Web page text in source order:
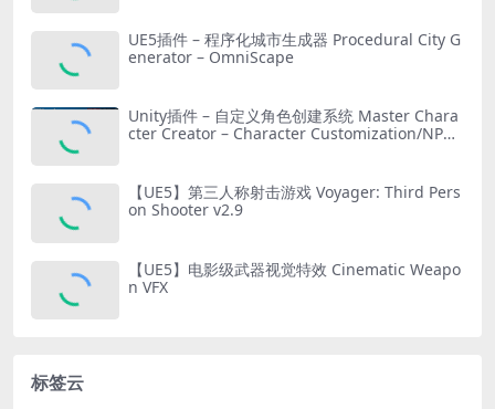
UE5插件 – 程序化城市生成器 Procedural City G
enerator – OmniScape
Unity插件 – 自定义角色创建系统 Master Chara
cter Creator – Character Customization/NPC
【UE5】第三人称射击游戏 Voyager: Third Pers
on Shooter v2.9
【UE5】电影级武器视觉特效 Cinematic Weapo
n VFX
标签云